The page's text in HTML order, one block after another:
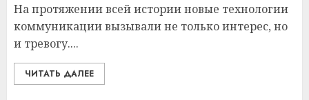
На протяжении всей истории новые технологии
коммуникации вызывали не только интерес, но
и тревогу....
ЧИТАТЬ ДАЛЕЕ